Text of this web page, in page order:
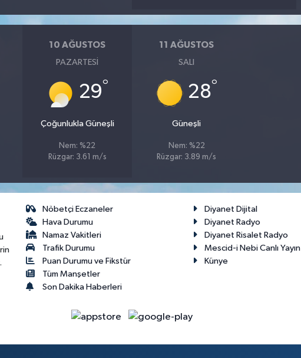
10 AĞUSTOS
PAZARTESI
29°
Çoğunlukla Güneşli
Nem: %22
Rüzgar: 3.61 m/s
11 AĞUSTOS
SALI
28°
Güneşli
Nem: %22
Rüzgar: 3.89 m/s
Nöbetçi Eczaneler
Hava Durumu
Namaz Vakitleri
Trafik Durumu
Puan Durumu ve Fikstür
Tüm Manşetler
Son Dakika Haberleri
Diyanet Dijital
Diyanet Radyo
Diyanet Risalet Radyo
Mescid-i Nebi Canlı Yayın
Künye